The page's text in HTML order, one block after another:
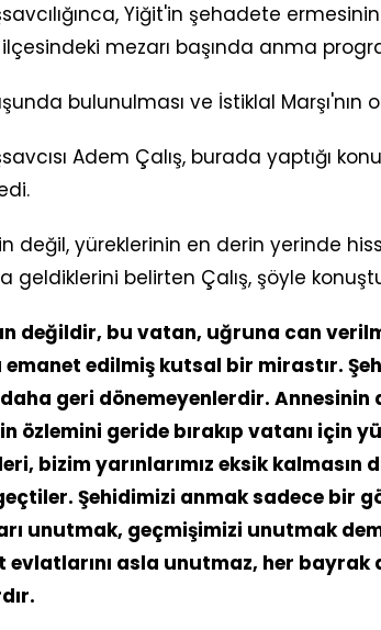
Yiğit'in şehadete ermesinin
ilçesindeki mezarı başında anma
bulunulması ve İstiklal Marşı'nın
Adem Çalış, burada yaptığı
değil, yüreklerinin en derin yerinde
geldiklerini belirten Çalış, şöyle
değildir, bu vatan, uğruna can
edilmiş kutsal bir mirastır.
geri dönemeyenlerdir. Annesinin
özlemini geride bırakıp vatanı için
bizim yarınlarımız eksik kalmasın
Şehidimizi anmak sadece bir
unutmak, geçmişimizi unutmak
asla unutmaz, her bayrak